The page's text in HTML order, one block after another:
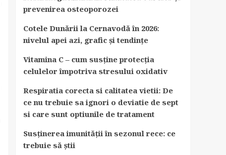
prevenirea osteoporozei
Cotele Dunării la Cernavodă în 2026:
nivelul apei azi, grafic și tendințe
Vitamina C – cum susține protecția
celulelor împotriva stresului oxidativ
Respiratia corecta si calitatea vietii: De
ce nu trebuie sa ignori o deviatie de sept
si care sunt optiunile de tratament
Susținerea imunității în sezonul rece: ce
trebuie să știi